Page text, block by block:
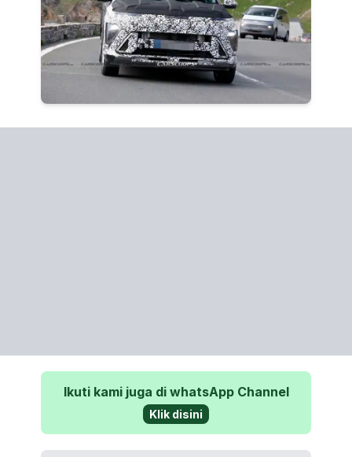
Ikuti kami juga di whatsApp Channel
Klik disini